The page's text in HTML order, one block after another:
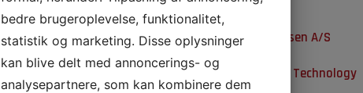
Velux Group
Aage Vestergaard Larsen A/S
Widex A/S
WTT Wood Treatment Technology
bedre brugeroplevelse, funktionalitet,
statistik og marketing. Disse oplysninger
kan blive delt med annoncerings- og
analysepartnere, som kan kombinere dem